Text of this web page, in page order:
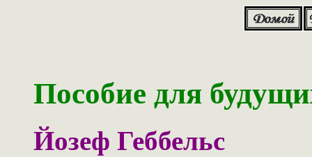
Пособие для
Йозеф Геббельс